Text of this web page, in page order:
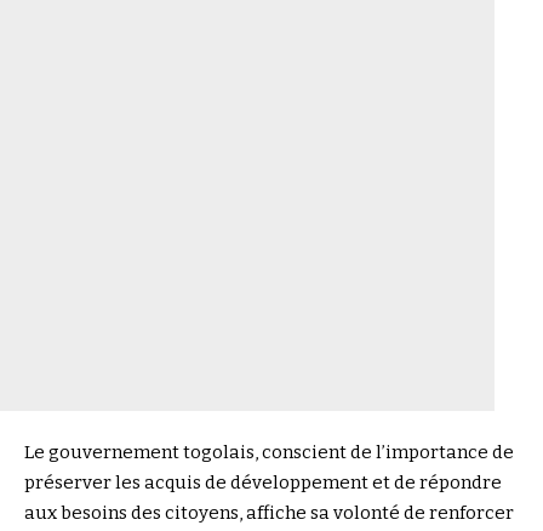
Le gouvernement togolais, conscient de l’importance de
préserver les acquis de développement et de répondre
aux besoins des citoyens, affiche sa volonté de renforcer